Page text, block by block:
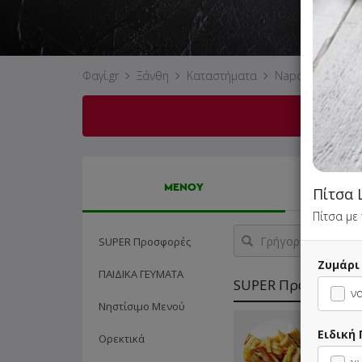
Φαγί.gr Ξάνθη Καταστήματα Napoli Pizza
ΜΕΝΟΥ
SUPER Προσφορές
ΠΑΙΔΙΚΑ ΓΕΥΜΑΤΑ
Νηστίσιμο Μενού
Ορεκτικά
Γρήγορη
αναζήτηση
προϊόντος...
SUPER Προσφορές
2 Club
Cola
Πίτσα
Πίτσα